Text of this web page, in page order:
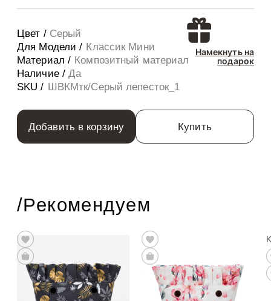
Цвет / Серый
Для Модели / Классик Мини
Материал / Композитный материал
Наличие /Да
SKU / ШВКМтк/Серый лепесток_1
Намекнуть на
подарок
Добавить в корзину Купить
/Рекомендуем